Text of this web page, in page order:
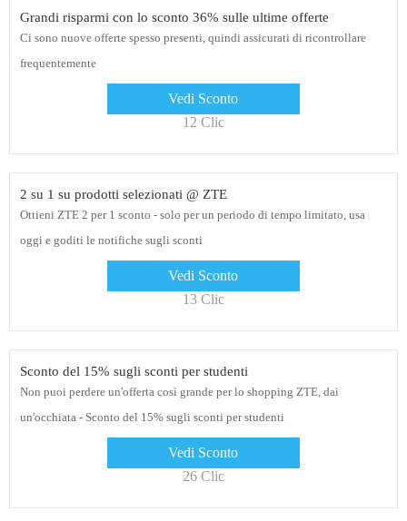
Grandi risparmi con lo sconto 36% sulle ultime offerte
Ci sono nuove offerte spesso presenti, quindi assicurati di ricontrollare
frequentemente
Vedi Sconto
12 Clic
2 su 1 su prodotti selezionati @ ZTE
Ottieni ZTE 2 per 1 sconto - solo per un periodo di tempo limitato, usa
oggi e goditi le notifiche sugli sconti
Vedi Sconto
13 Clic
Sconto del 15% sugli sconti per studenti
Non puoi perdere un'offerta così grande per lo shopping ZTE, dai
un'occhiata - Sconto del 15% sugli sconti per studenti
Vedi Sconto
26 Clic